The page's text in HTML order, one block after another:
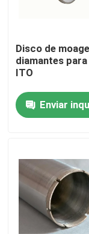
Contacte-nos
Solicite um
Abrasivos
Abrasivos
Disco de
diamantes
ITO
Enviar